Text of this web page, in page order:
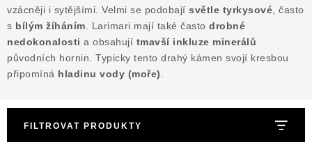
vzácněji i sytějšími. Velmi se podobají světle tyrkysové , často
s bílým žíháním . Larimari mají také často drobné
nedokonalosti a obsahují tmavší inkluze minerálů
původních hornin. Typicky tento drahý kámen svojí kresbou
připomíná hladinu vody (moře)
FILTROVAT PRODUKTY